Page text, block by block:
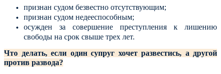
признан судом безвестно отсутствующим;
признан судом недееспособным;
осужден за совершение преступления к лишению
свободы на срок свыше трех лет.
Что делать, если один супруг хочет развестись, а другой
против развода?